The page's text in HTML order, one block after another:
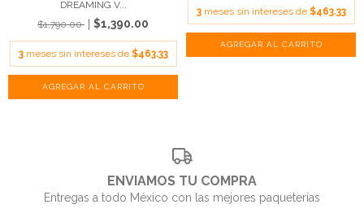
DREAMING V...
$1,790.00
$1,390.00
3 meses sin intereses de $463.33
3 meses sin intereses de $463.33
ENVIAMOS TU COMPRA
Entregas a todo México con las mejores paqueterías